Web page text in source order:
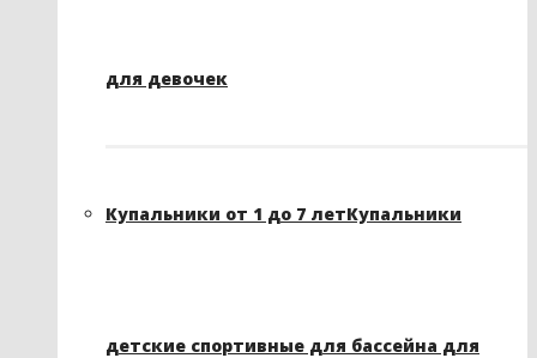
для девочек
Купальники от 1 до 7 летКупальники
детские спортивные для бассейна для